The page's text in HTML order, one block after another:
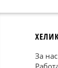
За нас